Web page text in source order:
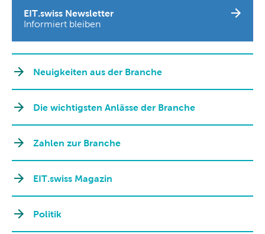
EIT.swiss Newsletter
Informiert bleiben
Neuigkeiten aus der Branche
Die wichtigsten Anlässe der Branche
Zahlen zur Branche
EIT.swiss Magazin
Politik